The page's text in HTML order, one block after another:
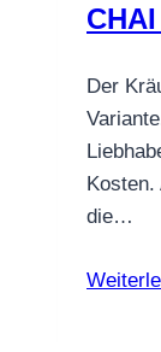
Der
Kosten.
die…